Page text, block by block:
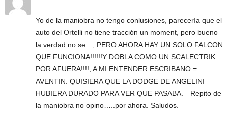
Yo de la maniobra no tengo conlusiones, parecería que el
auto del Ortelli no tiene tracción un moment, pero bueno
la verdad no se…, PERO AHORA HAY UN SOLO FALCON
QUE FUNCIONA!!!!!!Y DOBLA COMO UN SCALECTRIK
POR AFUERA!!!!, A MI ENTENDER ESCRIBANO =
AVENTIN. QUISIERA QUE LA DODGE DE ANGELINI
HUBIERA DURADO PARA VER QUE PASABA.—Repito de
la maniobra no opino…..por ahora. Saludos.